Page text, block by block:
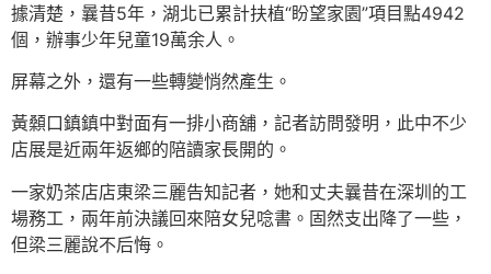
據清楚，曩昔5年，湖北已累計扶植“盼望家園”項目點4942
個，辦事少年兒童19萬余人。
屏幕之外，還有一些轉變悄然產生。
黃顙口鎮鎮中對面有一排小商舖，記者訪問發明，此中不少
店展是近兩年返鄉的陪讀家長開的。
一家奶茶店店東梁三麗告知記者，她和丈夫曩昔在深圳的工
場務工，兩年前決議回來陪女兒唸書。固然支出降了一些，
但梁三麗說不后悔。